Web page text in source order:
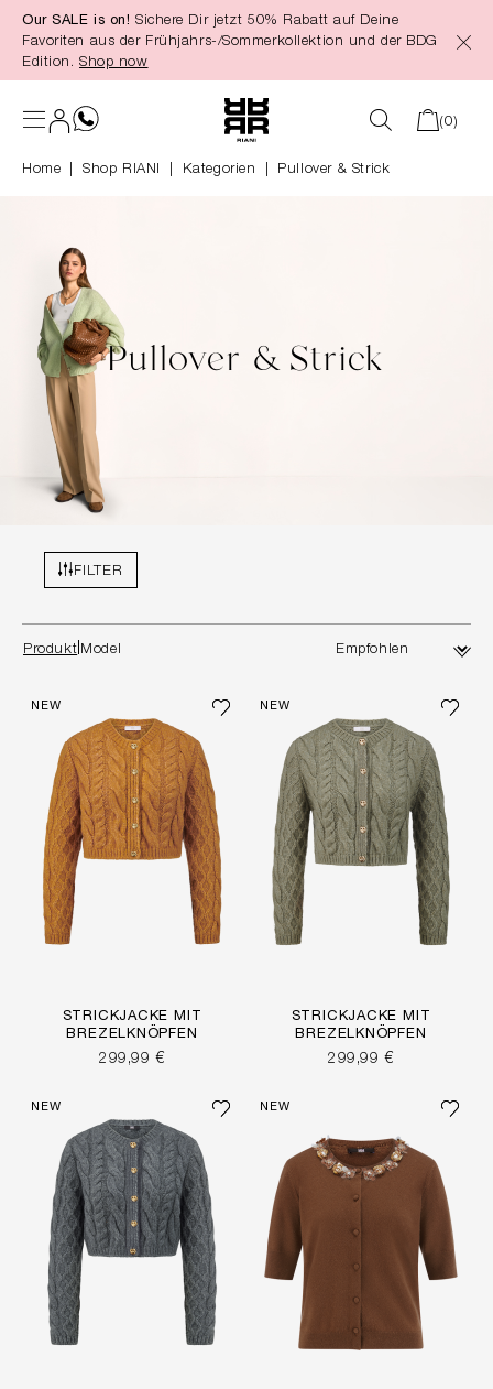
springen
Our SALE is on! Sichere Dir jetzt 50% Rabatt auf Deine
Favoriten aus der Frühjahrs-/Sommerkollektion und der BDG
Edition. Shop now
(0)
Home Shop RIANI Kategorien Pullover & Strick
Pullover & Strick
FILTER
Produkt Model
NEW
STRICKJACKE MIT
BREZELKNÖPFEN
299,99 €
NEW
STRICKJACKE MIT
BREZELKNÖPFEN
299,99 €
NEW NEW